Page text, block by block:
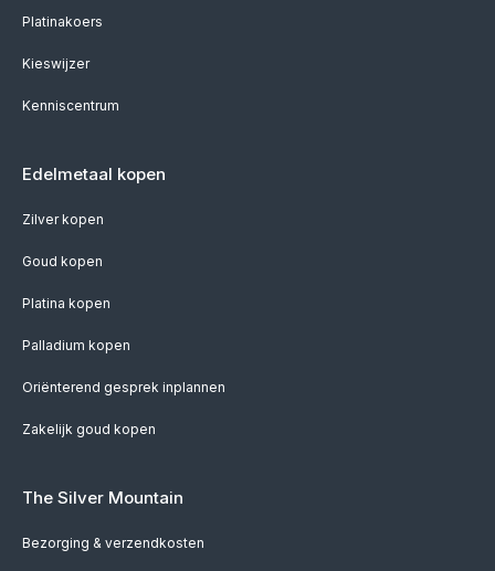
Platinakoers
Kieswijzer
Kenniscentrum
Edelmetaal kopen
Zilver kopen
Goud kopen
Platina kopen
Palladium kopen
Oriënterend gesprek inplannen
Zakelijk goud kopen
The Silver Mountain
Bezorging & verzendkosten